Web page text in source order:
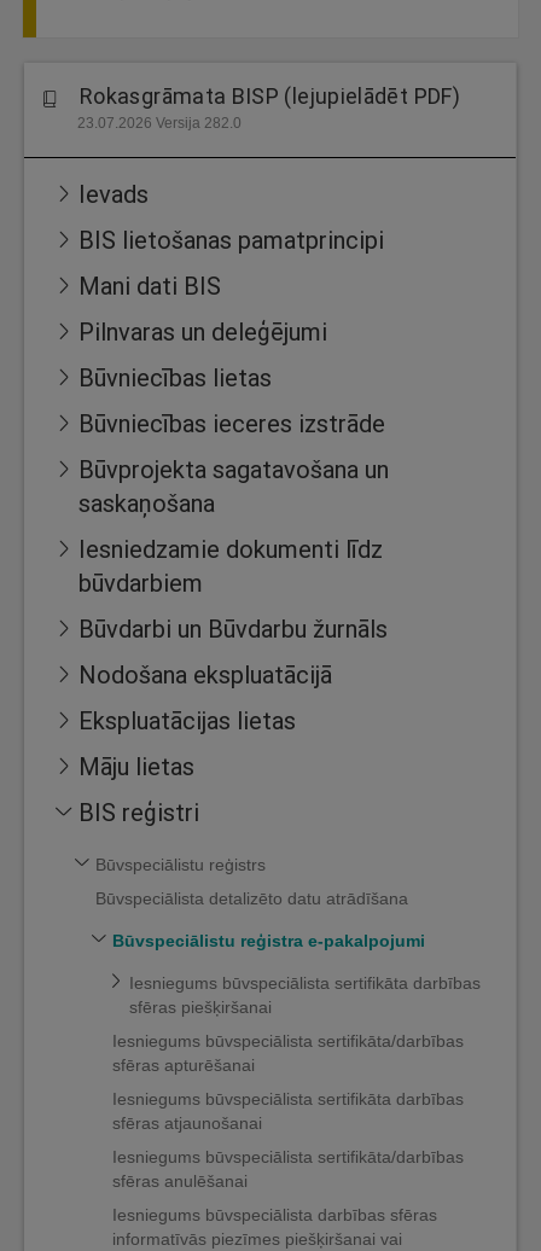
Rokasgrāmata BISP (lejupielādēt PDF)
23.07.2026 Versija 282.0
Ievads
BIS lietošanas pamatprincipi
Mani dati BIS
Pilnvaras un deleģējumi
Būvniecības lietas
Būvniecības ieceres izstrāde
Būvprojekta sagatavošana un
saskaņošana
Iesniedzamie dokumenti līdz
būvdarbiem
Būvdarbi un Būvdarbu žurnāls
Nodošana ekspluatācijā
Ekspluatācijas lietas
Māju lietas
BIS reģistri
Būvspeciālistu reģistrs
Būvspeciālista detalizēto datu atrādīšana
Būvspeciālistu reģistra e-pakalpojumi
Iesniegums būvspeciālista sertifikāta darbības
sfēras piešķiršanai
Iesniegums būvspeciālista sertifikāta/darbības
sfēras apturēšanai
Iesniegums būvspeciālista sertifikāta darbības
sfēras atjaunošanai
Iesniegums būvspeciālista sertifikāta/darbības
sfēras anulēšanai
Iesniegums būvspeciālista darbības sfēras
informatīvās piezīmes piešķiršanai vai